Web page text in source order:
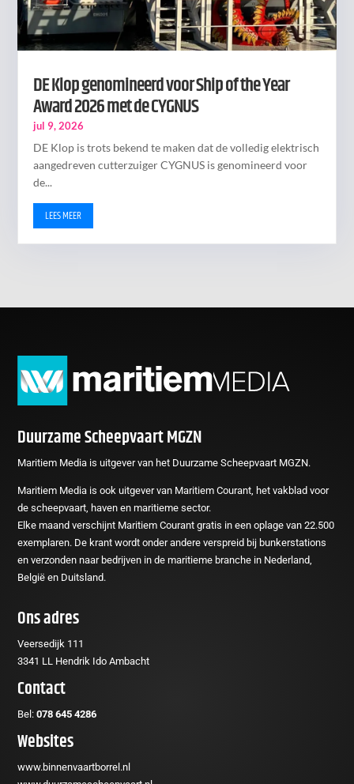
DE Klop genomineerd voor Ship of the Year
Award 2026 met de CYGNUS
jul 9, 2026
DE Klop is trots bekend te maken dat de volledig elektrisch
aangedreven cutterzuiger CYGNUS is genomineerd voor
de...
LEES MEER
Duurzame Scheepvaart MGZN
Maritiem Media is uitgever van het Duurzame Scheepvaart MGZN.
Maritiem Media is ook uitgever van Maritiem Courant, het vakblad voor
de scheepvaart, haven en maritieme sector.
Elke maand verschijnt Maritiem Courant gratis in een oplage van 22.500
exemplaren. De krant wordt onder andere verspreid bij bunkerstations
en verzonden naar bedrijven in de maritieme branche in Nederland,
België en Duitsland.
Ons adres
Veersedijk 111
3341 LL Hendrik Ido Ambacht
Contact
Bel:078 645 4286
Websites
www.binnenvaartborrel.nl